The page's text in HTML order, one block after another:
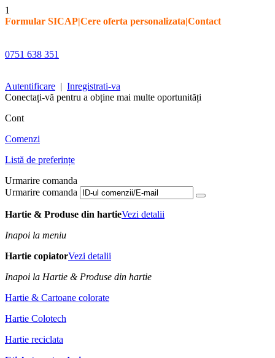
1
Formular SICAP|Cere oferta personalizata|Contact
0751 638 351
Autentificare | Inregistrati-va
Conectați-vă pentru a obține mai multe oportunități
Cont
Comenzi
Listă de preferințe
Urmarire comanda
Urmarire comanda
Hartie & Produse din hartieVezi detalii
Inapoi la meniu
Hartie copiatorVezi detalii
Inapoi la Hartie & Produse din hartie
Hartie & Cartoane colorate
Hartie Colotech
Hartie reciclata